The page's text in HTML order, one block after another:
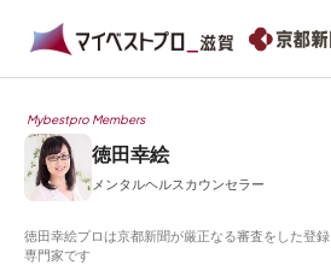
Mybestpro Members
徳田幸絵
メンタルヘルスカウンセラー
徳田幸絵プロは京都新聞が厳正なる審査をした登録
専門家です